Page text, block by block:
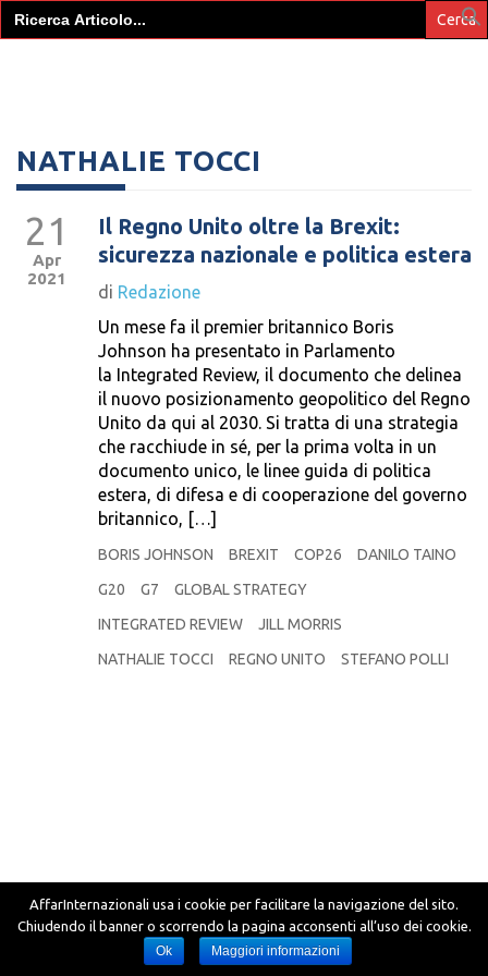
Search
for:
NATHALIE TOCCI
21
Apr
2021
Il Regno Unito oltre la Brexit:
sicurezza nazionale e politica estera
di Redazione
Un mese fa il premier britannico Boris
Johnson ha presentato in Parlamento
la Integrated Review, il documento che delinea
il nuovo posizionamento geopolitico del Regno
Unito da qui al 2030. Si tratta di una strategia
che racchiude in sé, per la prima volta in un
documento unico, le linee guida di politica
estera, di difesa e di cooperazione del governo
britannico, […]
BORIS JOHNSON BREXIT COP26
DANILO TAINO
G20
G7
GLOBAL STRATEGY
INTEGRATED REVIEW
JILL MORRIS
NATHALIE TOCCI
REGNO UNITO STEFANO POLLI
AffarInternazionali usa i cookie per facilitare la navigazione del sito.
Chiudendo il banner o scorrendo la pagina acconsenti all’uso dei cookie.
Ok
Maggiori informazioni